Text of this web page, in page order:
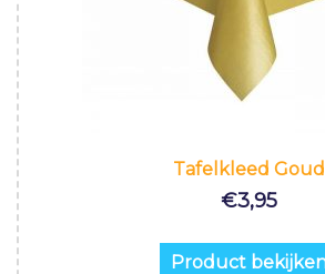
Tafelkleed Goud
€3,95
Product